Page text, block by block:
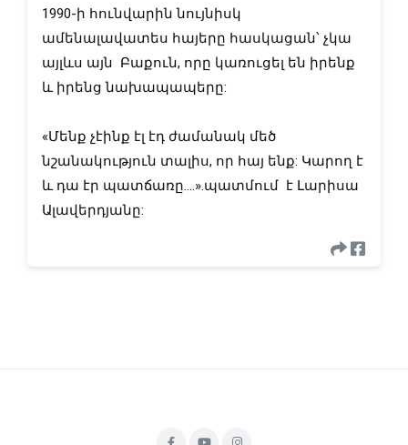
1990-ի հունվարին նույնիսկ
ամենալավատես հայերը հասկացան՝ չկա
այլևս այն  Բաքուն, որը կառուցել են իրենք
և իրենց նախապապերը:
«Մենք չէինք էլ էդ ժամանակ մեծ
նշանակություն տալիս, որ հայ ենք: Կարող է
և դա էր պատճառը….».պատմում  է Լարիսա
Ալավերդյանը: